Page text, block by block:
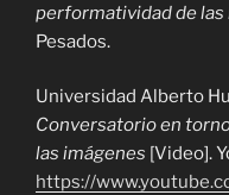
performatividad de las
Pesados.
Universidad Alberto
Conversatorio en
las imágenes [Video].
https://